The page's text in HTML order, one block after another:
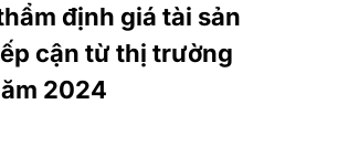
định giá tài sản
cận từ thị trường
2024